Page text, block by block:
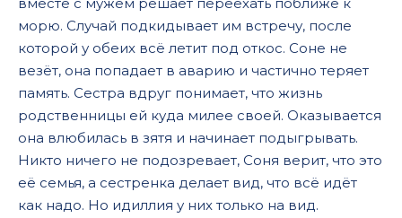
морю. Случай подкидывает им встречу, после
которой у обеих всё летит под откос. Соне не
везёт, она попадает в аварию и частично теряет
память. Сестра вдруг понимает, что жизнь
родственницы ей куда милее своей. Оказывается
она влюбилась в зятя и начинает подыгрывать.
Никто ничего не подозревает, Соня верит, что это
её семья, а сестренка делает вид, что всё идёт
как надо. Но идиллия у них только на вид.